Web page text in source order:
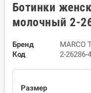
Ботинки
молочный 2-
Бренд
MARCO
Код
2-26286-
Размер